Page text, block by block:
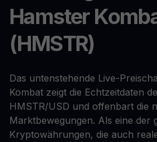
Hamster
(HMSTR)
Das untenstehende Live-
Kombat zeigt die Echtzeitdaten
HMSTR/USD und offenbart die
Marktbewegungen. Als eine der
Kryptowährungen, die auch